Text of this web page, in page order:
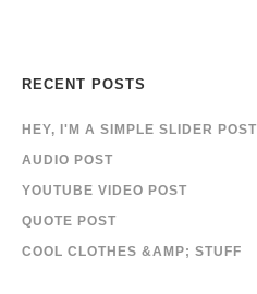
RECENT POSTS
HEY, I'M A SIMPLE SLIDER POST
AUDIO POST
YOUTUBE VIDEO POST
QUOTE POST
COOL CLOTHES &AMP; STUFF